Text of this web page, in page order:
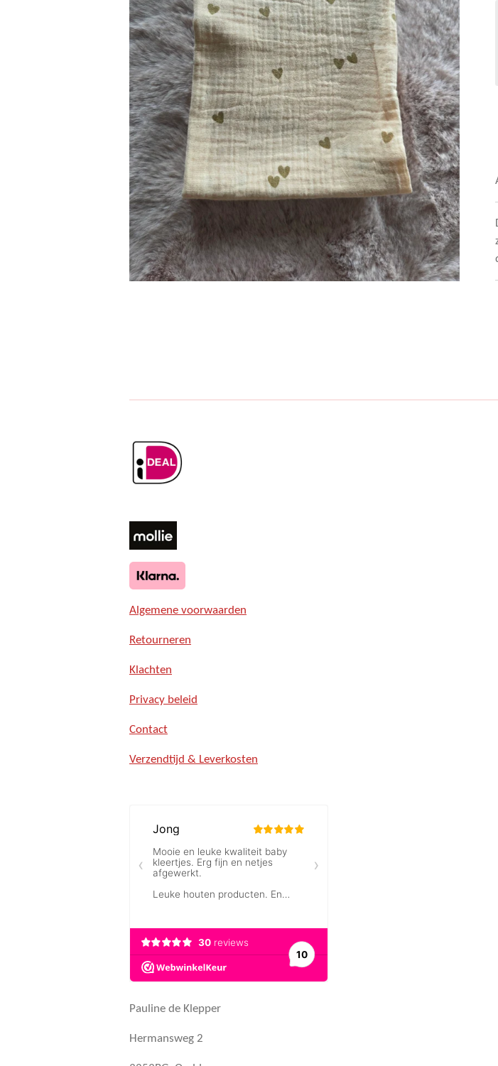
Algemene voorwaarden
Retourneren
Klachten
Privacy beleid
Contact
Verzendtijd & Leverkosten
Pauline de Klepper
Hermansweg 2